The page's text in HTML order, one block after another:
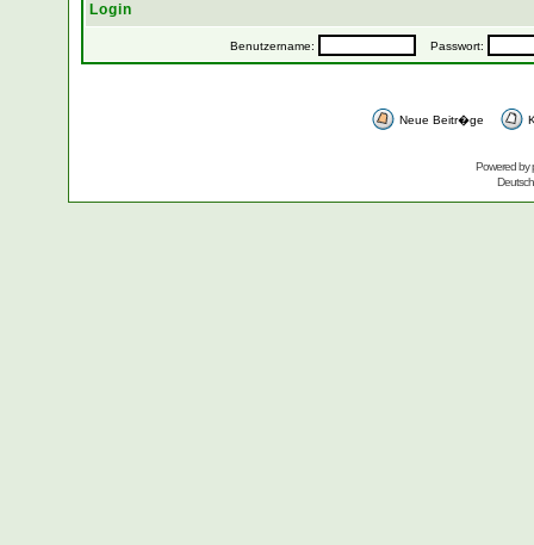
Login
Benutzername: Passwort:
Neue Beitr�ge
Powered by